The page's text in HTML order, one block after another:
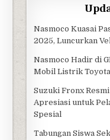
Nasmoco Kuasai
2025, Luncurkan
Nasmoco Hadir di
Mobil Listrik Toyota
Suzuki Fronx
Apresiasi untuk
Spesial
Tabungan Siswa